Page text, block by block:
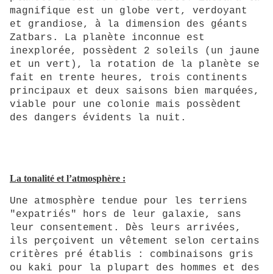
magnifique est un globe vert, verdoyant
et grandiose, à la dimension des géants
Zatbars. La planète inconnue est
inexplorée, possèdent 2 soleils (un jaune
et un vert), la rotation de la planète se
fait en trente heures, trois continents
principaux et deux saisons bien marquées,
viable pour une colonie mais possèdent
des dangers évidents la nuit.
La tonalité et l’atmosphère :
Une atmosphère tendue pour les terriens
"expatriés" hors de leur galaxie, sans
leur consentement. Dès leurs arrivées,
ils perçoivent un vêtement selon certains
critères pré établis : combinaisons gris
ou kaki pour la plupart des hommes et des